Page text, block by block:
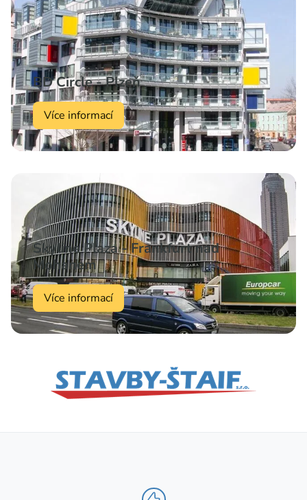
BD Circle - Plzeň
Více informací
Skyline Plaza - Frankfurt nad
Mohanem
Více informací